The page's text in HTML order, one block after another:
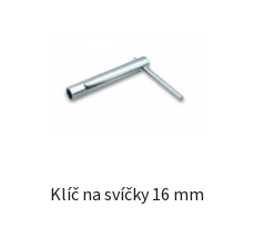
Klíč na svíčky 16 mm